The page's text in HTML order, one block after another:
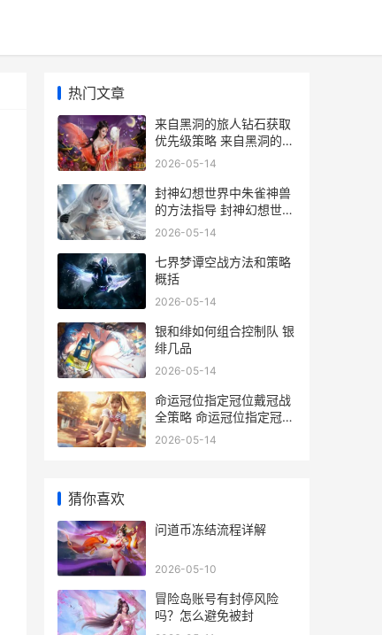
热门文章
来自黑洞的旅人钻石获取
优先级策略 来自黑洞的旅
人阵容
2026-05-14
封神幻想世界中朱雀神兽
的方法指导 封神幻想世界
官网
2026-05-14
七界梦谭空战方法和策略
概括
2026-05-14
银和绯如何组合控制队 银
绯几品
2026-05-14
命运冠位指定冠位戴冠战
全策略 命运冠位指定冠位
时间神殿电影
2026-05-14
猜你喜欢
问道币冻结流程详解
2026-05-10
冒险岛账号有封停风险
吗？怎么避免被封